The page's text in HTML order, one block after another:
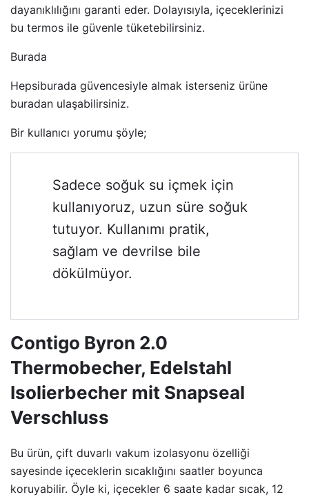
dayanıklılığını garanti eder. Dolayısıyla, içeceklerinizi
bu termos ile güvenle tüketebilirsiniz.
Burada
Hepsiburada güvencesiyle almak isterseniz ürüne
buradan ulaşabilirsiniz.
Bir kullanıcı yorumu şöyle;
Sadece soğuk su içmek için
kullanıyoruz, uzun süre soğuk
tutuyor. Kullanımı pratik,
sağlam ve devrilse bile
dökülmüyor.
Contigo Byron 2.0
Thermobecher, Edelstahl
Isolierbecher mit Snapseal
Verschluss
Bu ürün, çift duvarlı vakum izolasyonu özelliği
sayesinde içeceklerin sıcaklığını saatler boyunca
koruyabilir. Öyle ki, içecekler 6 saate kadar sıcak, 12